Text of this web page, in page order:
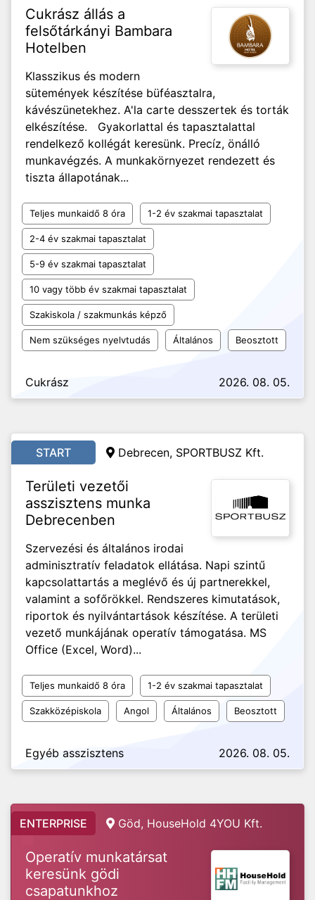
Cukrász állás a
felsőtárkányi Bambara
Hotelben
Klasszikus és modern
sütemények készítése büféasztalra,
kávészünetekhez. A'la carte desszertek és torták
elkészítése. Gyakorlattal és tapasztalattal
rendelkező kollégát keresünk. Precíz, önálló
munkavégzés. A munkakörnyezet rendezett és
tiszta állapotának...
Teljes munkaidő 8 óra 1-2 év szakmai tapasztalat
2-4 év szakmai tapasztalat
5-9 év szakmai tapasztalat
10 vagy több év szakmai tapasztalat
Szakiskola / szakmunkás képző
Nem szükséges nyelvtudás Általános Beosztott
Cukrász 2026. 08. 05.
START Debrecen, SPORTBUSZ Kft.
Területi vezetői
asszisztens munka
Debrecenben
Szervezési és általános irodai
adminisztratív feladatok ellátása. Napi szintű
kapcsolattartás a meglévő és új partnerekkel,
valamint a sofőrökkel. Rendszeres kimutatások,
riportok és nyilvántartások készítése. A területi
vezető munkájának operatív támogatása. MS
Office (Excel, Word)...
Teljes munkaidő 8 óra 1-2 év szakmai tapasztalat
Szakközépiskola Angol Általános Beosztott
Egyéb asszisztens 2026. 08. 05.
ENTERPRISE Göd, HouseHold 4YOU Kft.
Operatív munkatársat
keresünk gödi
csapatunkhoz